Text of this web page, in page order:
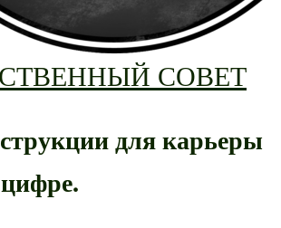
СОВЕТ
для карьеры